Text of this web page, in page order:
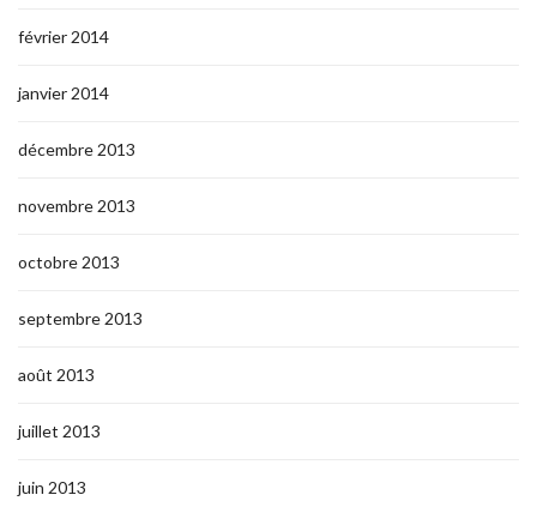
février 2014
janvier 2014
décembre 2013
novembre 2013
octobre 2013
septembre 2013
août 2013
juillet 2013
juin 2013